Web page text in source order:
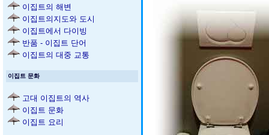
이집트의 해변
이집트의지도와 도시
이집트에서 다이빙
반품 - 이집트 단어
이집트의 대중 교통
이집트 문화
고대 이집트의 역사
이집트 문화
이집트 요리